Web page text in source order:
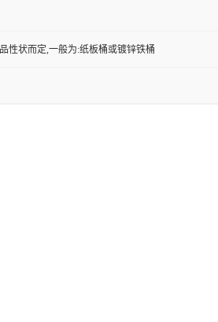
性状而定,一般为:纸板桶或镀锌铁桶